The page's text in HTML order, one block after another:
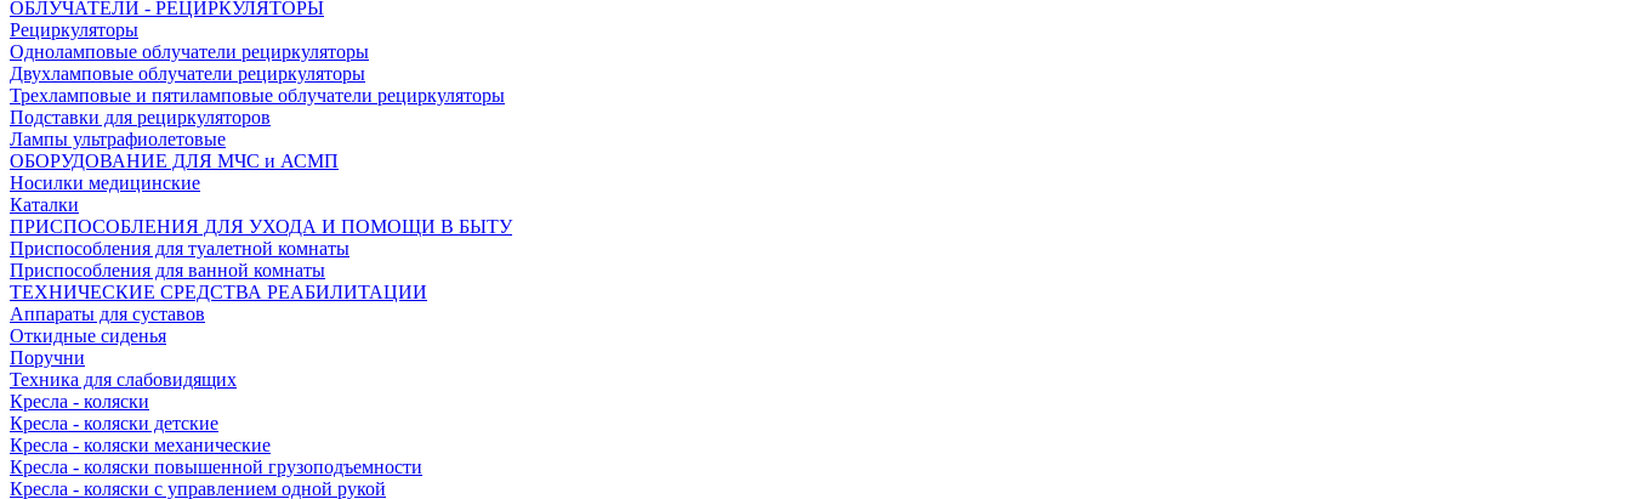
ОБЛУЧАТЕЛИ - РЕЦИРКУЛЯТОРЫ
Рециркуляторы
Одноламповые облучатели рециркуляторы
Двухламповые облучатели рециркуляторы
Трехламповые и пятиламповые облучатели рециркуляторы
Подставки для рециркуляторов
Лампы ультрафиолетовые
ОБОРУДОВАНИЕ ДЛЯ МЧС и АСМП
Носилки медицинские
Каталки
ПРИСПОСОБЛЕНИЯ ДЛЯ УХОДА И ПОМОЩИ В БЫТУ
Приспособления для туалетной комнаты
Приспособления для ванной комнаты
ТЕХНИЧЕСКИЕ СРЕДСТВА РЕАБИЛИТАЦИИ
Аппараты для суставов
Откидные сиденья
Поручни
Техника для слабовидящих
Кресла - коляски
Кресла - коляски детские
Кресла - коляски механические
Кресла - коляски повышенной грузоподъемности
Кресла - коляски с управлением одной рукой